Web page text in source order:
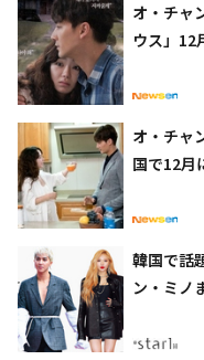
オ・チャ
ウス」12
オ・チャ
国で12月
韓国で話
ン・ミノ